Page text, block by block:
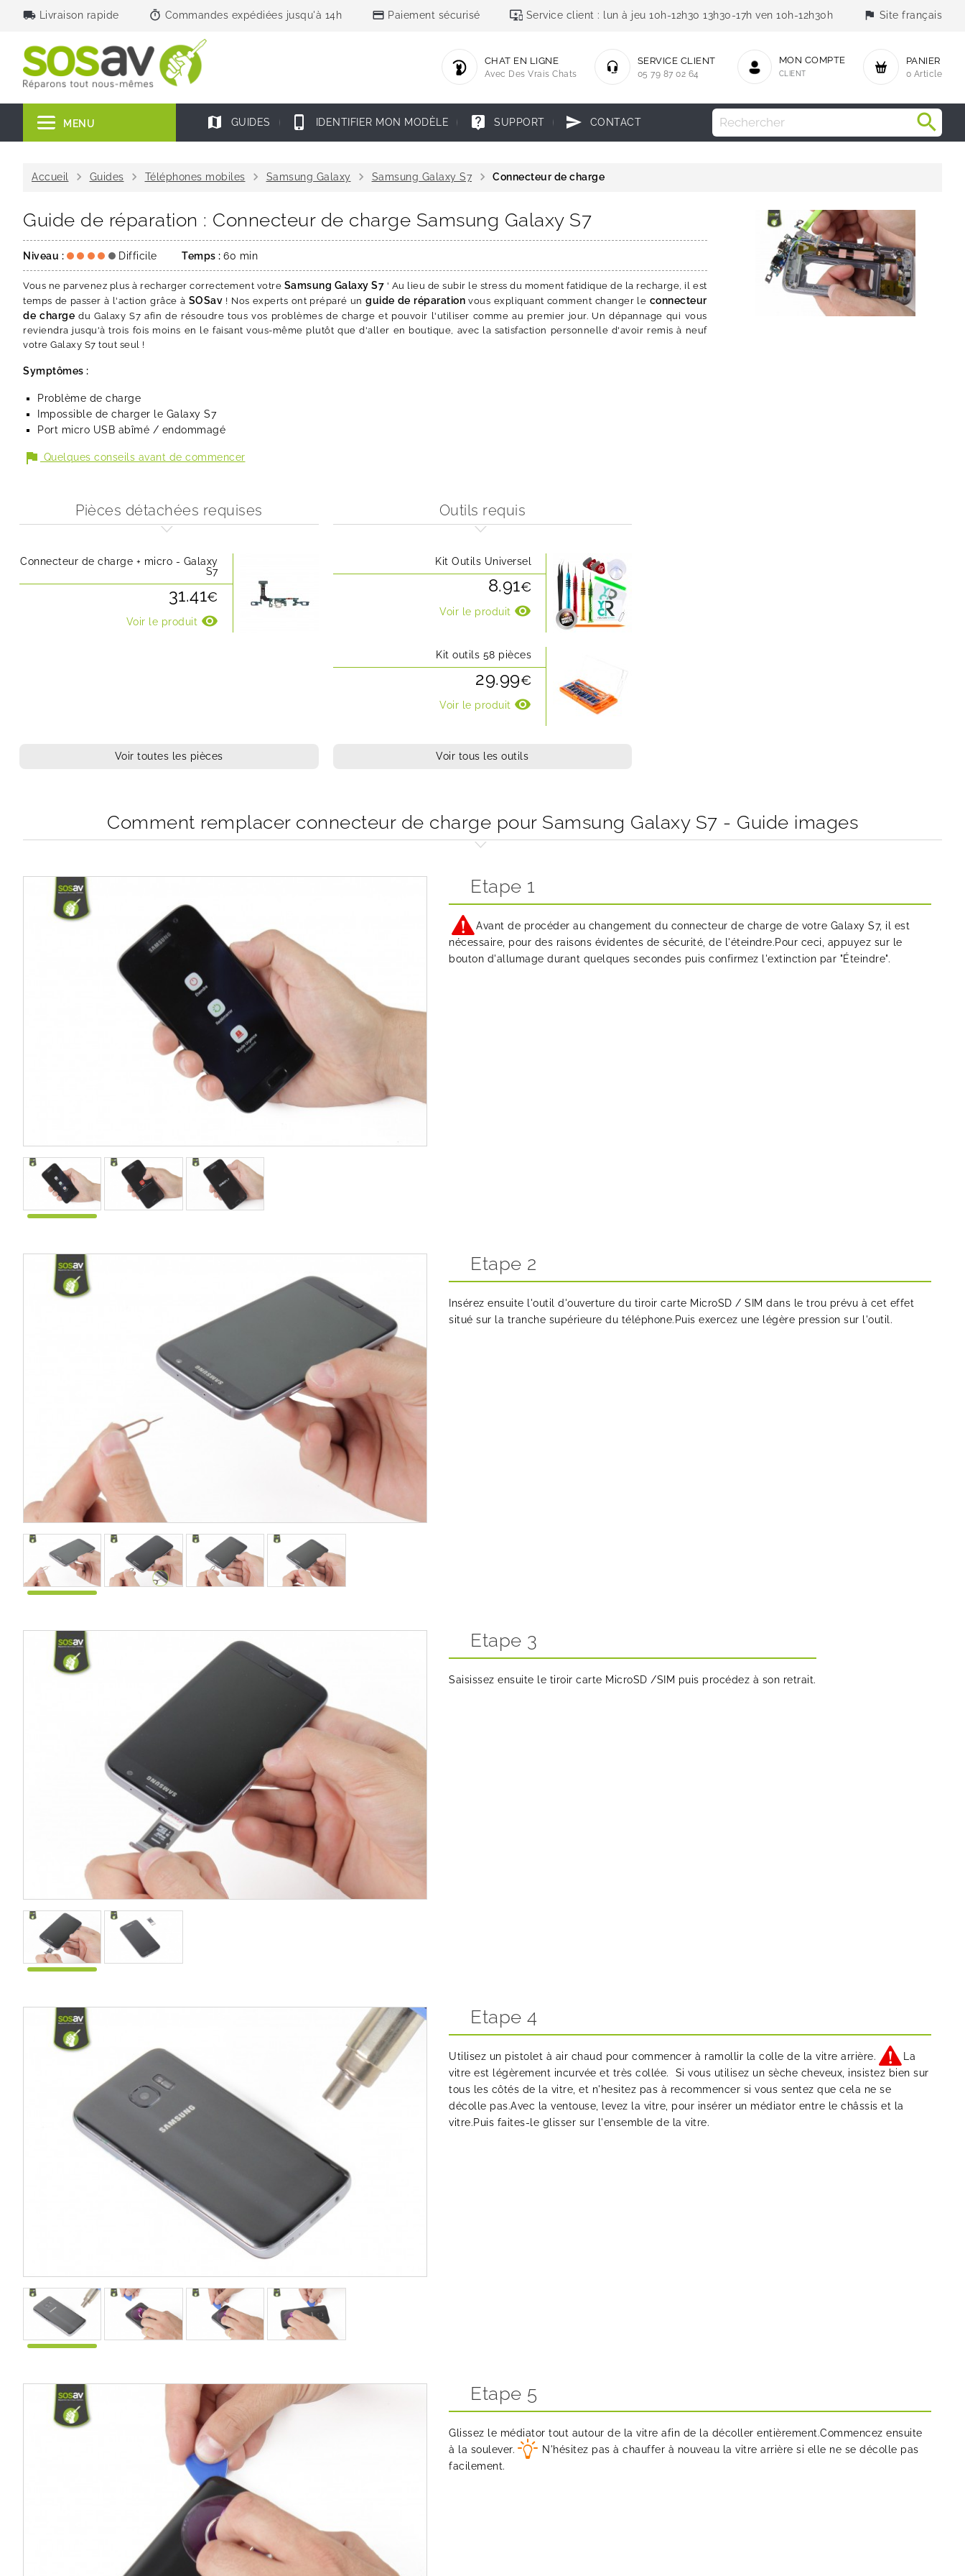
local_shipping Livraison rapide timer Commandes expédiées jusqu'à 14h credit_card Paiement sécurisé important_devices Service client : lun à jeu 10h-12h30 13h30-17h ven 10h-12h30h flag Site français
PANIER
0 Article
MON COMPTE
CLIENT
SERVICE CLIENT
05 79 87 02 64
CHAT EN LIGNE
Avec Des Vrais Chats
MENU map GUIDES phone_iphone IDENTIFIER MON MODÈLE live_help SUPPORT send CONTACT
Accueil chevron_right Guides chevron_right Téléphones mobiles chevron_right Samsung Galaxy chevron_right Samsung Galaxy S7 chevron_right Connecteur de charge
Guide de réparation : Connecteur de charge Samsung Galaxy S7
Niveau : Difficile Temps : 60 min
Vous ne parvenez plus à recharger correctement votre Samsung Galaxy S7 ' Au lieu de subir le stress du moment fatidique de la recharge, il est
temps de passer à l'action grâce à SOSav ! Nos experts ont préparé unguide de réparation vous expliquant comment changer le connecteur
de charge du Galaxy S7 afin de résoudre tous vos problèmes de charge et pouvoir l'utiliser comme au premier jour. Un dépannage qui vous
reviendra jusqu'à trois fois moins en le faisant vous-même plutôt que d'aller en boutique, avec la satisfaction personnelle d'avoir remis à neuf
votre Galaxy S7 tout seul !
Symptômes :
Problème de charge
Impossible de charger le Galaxy S7
Port micro USB abîmé / endommagé
flag Quelques conseils avant de commencer
Pièces détachées requises
Connecteur de charge + micro - Galaxy
S7
31.41€
Voir le produit visibility
Voir toutes les pièces
Outils requis
Kit Outils Universel
8.91€
Voir le produit visibility
Kit outils 58 pièces
29.99€
Voir le produit visibility
Voir tous les outils
Comment remplacer connecteur de charge pour Samsung Galaxy S7 - Guide images
Etape 1
Avant de procéder au changement du connecteur de charge de votre Galaxy S7, il est
nécessaire, pour des raisons évidentes de sécurité, de l'éteindre.Pour ceci, appuyez sur le
bouton d'allumage durant quelques secondes puis confirmez l'extinction par "Éteindre".
Etape 2
Insérez ensuite l'outil d'ouverture du tiroir carte MicroSD / SIM dans le trou prévu à cet effet
situé sur la tranche supérieure du téléphone.Puis exercez une légère pression sur l'outil.
Etape 3
Saisissez ensuite le tiroir carte MicroSD /SIM puis procédez à son retrait.
Etape 4
Utilisez un pistolet à air chaud pour commencer à ramollir la colle de la vitre arrière.
La
vitre est légèrement incurvée et très collée. Si vous utilisez un sèche cheveux, insistez bien sur
tous les côtés de la vitre, et n'hesitez pas à recommencer si vous sentez que cela ne se
décolle pas.Avec la ventouse, levez la vitre, pour insérer un médiator entre le châssis et la
vitre.Puis faites-le glisser sur l'ensemble de la vitre.
Etape 5
Glissez le médiator tout autour de la vitre afin de la décoller entièrement.Commencez ensuite
à la soulever.
N'hésitez pas à chauffer à nouveau la vitre arrière si elle ne se décolle pas
facilement.